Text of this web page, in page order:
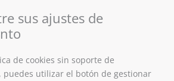
sus ajustes de
de cookies sin soporte de
puedes utilizar el botón de gestionar